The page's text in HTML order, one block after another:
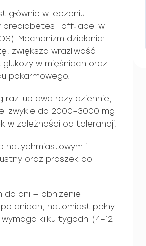
głównie w leczeniu
prediabetes i off‑label w
Mechanizm działania:
zwiększa wrażliwość
w mięśniach oraz
pokarmowego.
raz lub dwa razy dziennie,
zwykle do 2000–3000 mg
w zależności od tolerancji.
natychmiastowym i
oraz proszek do
do dni — obniżenie
dniach, natomiast pełny
kilku tygodni (4–12